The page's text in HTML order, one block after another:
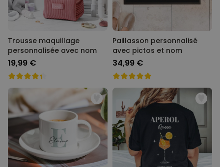
Trousse maquillage
personnalisée avec nom
19,99 €
Paillasson personnalisé
avec pictos et nom
34,99 €